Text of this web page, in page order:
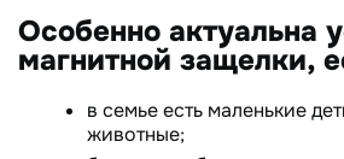
Особенно актуальна
магнитной защелки,
в семье есть маленькие
животные;